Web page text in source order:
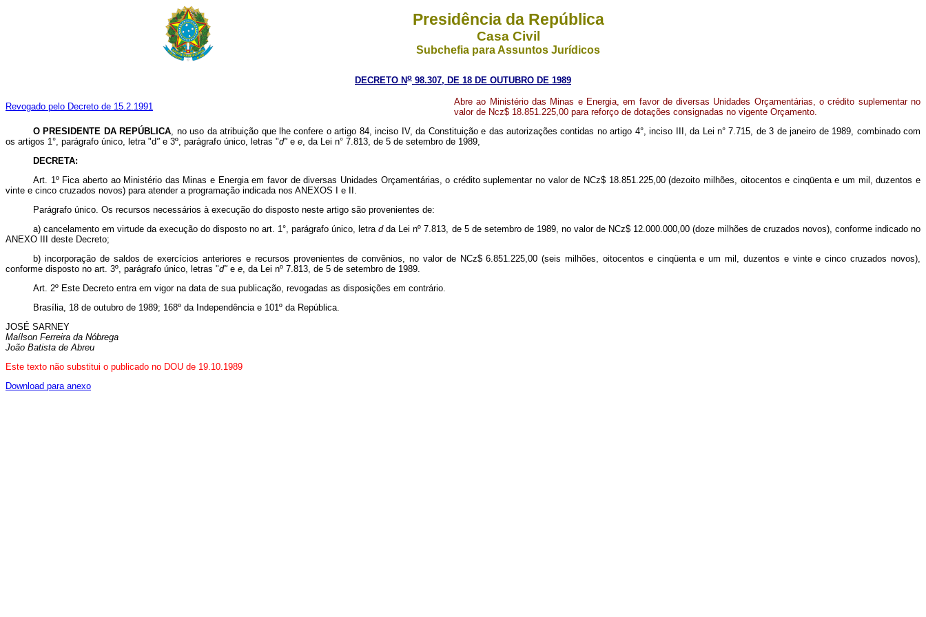
Presidência da República
Casa Civil
Subchefia para Assuntos Jurídicos
DECRETO No 98.307, DE 18 DE OUTUBRO DE 1989
Revogado pelo Decreto de 15.2.1991
Abre ao Ministério das Minas e Energia, em favor de diversas Unidades Orçamentárias, o crédito suplementar no
valor de Ncz$ 18.851.225,00 para reforço de dotações consignadas no vigente Orçamento.
O PRESIDENTE DA REPÚBLICA, no uso da atribuição que lhe confere o artigo 84, inciso IV, da Constituição e das autorizações contidas no artigo 4°, inciso III, da Lei n° 7.715, de 3 de janeiro de 1989, combinado com
os artigos 1°, parágrafo único, letra "d" e 3º, parágrafo único, letras "d" e e, da Lei n° 7.813, de 5 de setembro de 1989,
DECRETA:
Art. 1º Fica aberto ao Ministério das Minas e Energia em favor de diversas Unidades Orçamentárias, o crédito suplementar no valor de NCz$ 18.851.225,00 (dezoito milhões, oitocentos e cinqüenta e um mil, duzentos e
vinte e cinco cruzados novos) para atender a programação indicada nos ANEXOS I e II.
Parágrafo único. Os recursos necessários à execução do disposto neste artigo são provenientes de:
a) cancelamento em virtude da execução do disposto no art. 1°, parágrafo único, letradda Lei nº 7.813, de 5 de setembro de 1989, no valor de NCz$ 12.000.000,00 (doze milhões de cruzados novos), conforme indicado no
ANEXO III deste Decreto;
b) incorporação de saldos de exercícios anteriores e recursos provenientes de convênios, no valor de NCz$ 6.851.225,00 (seis milhões, oitocentos e cinqüenta e um mil, duzentos e vinte e cinco cruzados novos),
conforme disposto no art. 3º, parágrafo único, letras "d" e e, da Lei nº 7.813, de 5 de setembro de 1989.
Art. 2º Este Decreto entra em vigor na data de sua publicação, revogadas as disposições em contrário.
Brasília, 18 de outubro de 1989; 168º da Independência e 101º da República.
JOSÉ SARNEY
Maílson Ferreira da Nóbrega
João Batista de Abreu
Este texto não substitui o publicado no DOU de 19.10.1989
Download para anexo